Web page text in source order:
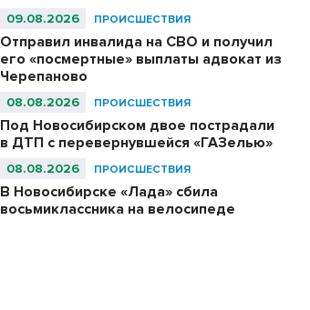
09.08.2026 ПРОИСШЕСТВИЯ
Отправил инвалида на СВО и получил
его «посмертные» выплаты адвокат из
Черепаново
08.08.2026 ПРОИСШЕСТВИЯ
Под Новосибирском двое пострадали
в ДТП с перевернувшейся «ГАЗелью»
08.08.2026 ПРОИСШЕСТВИЯ
В Новосибирске «Лада» сбила
восьмиклассника на велосипеде